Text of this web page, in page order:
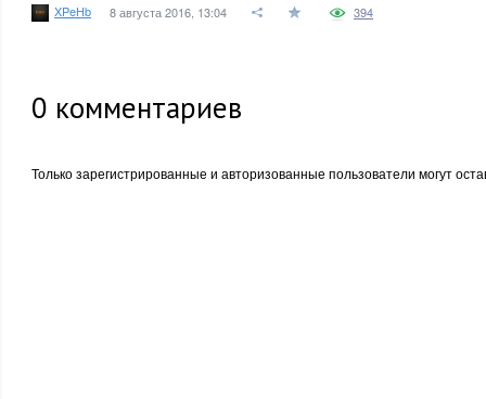
XPeHb 8 августа 2016, 13:04 394
0 комментариев
Только зарегистрированные и авторизованные пользователи могут